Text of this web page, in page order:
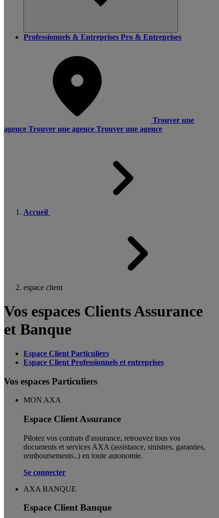
Professionnels & Entreprises Pro & Entreprises
Trouver une
agence Trouver une agence Trouver une agence
Accueil
espace client
Vos espaces Clients Assurance
et Banque
Espace Client Particuliers
Espace Client Professionnels et entreprises
Vos espaces Particuliers
MON AXA
Espace Client Assurance
Pilotez vos contrats d'assurance, retrouvez tous vos
documents et services AXA (assistance, sinistres, garanties,
remboursements..) en toute autonomie. ​
Se connecter
AXA BANQUE
Espace Client Banque